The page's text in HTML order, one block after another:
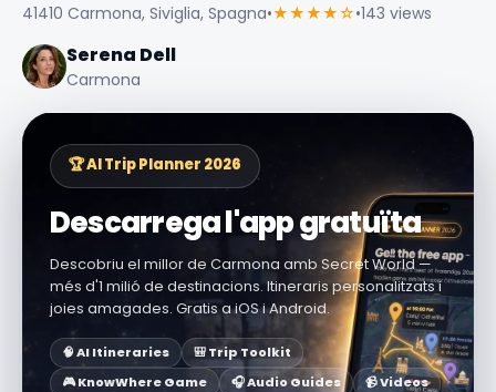
41410 Carmona, Siviglia, Spagna•★★★★☆•143 views
Serena Dell
Carmona
🏆 AI Trip Planner 2026
Descarrega l'app gratuïta
Descobriu el millor de Carmona amb Secret World —
més d'1 milió de destinacions. Itineraris personalitzats i
joies amagades. Gratis a iOS i Android.
🧠 AI Itineraries
🎒 Trip Toolkit
🎮 KnowWhere Game
🎧 Audio Guides 📹 Videos